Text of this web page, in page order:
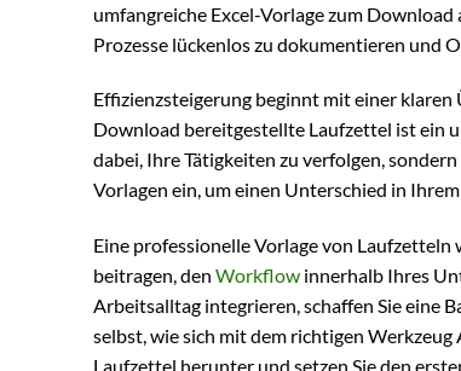
umfangreiche Excel-Vorlage zum
Prozesse lückenlos zu dokumentieren und
Effizienzsteigerung beginnt mit einer
Download bereitgestellte Laufzettel ist ein
dabei, Ihre Tätigkeiten zu verfolgen,
Vorlagen ein, um einen Unterschied in
Eine professionelle Vorlage von
beitragen, den Workflow innerhalb Ihres
Arbeitsalltag integrieren, schaffen Sie eine
selbst, wie sich mit dem richtigen
Laufzettel herunter und setzen Sie den